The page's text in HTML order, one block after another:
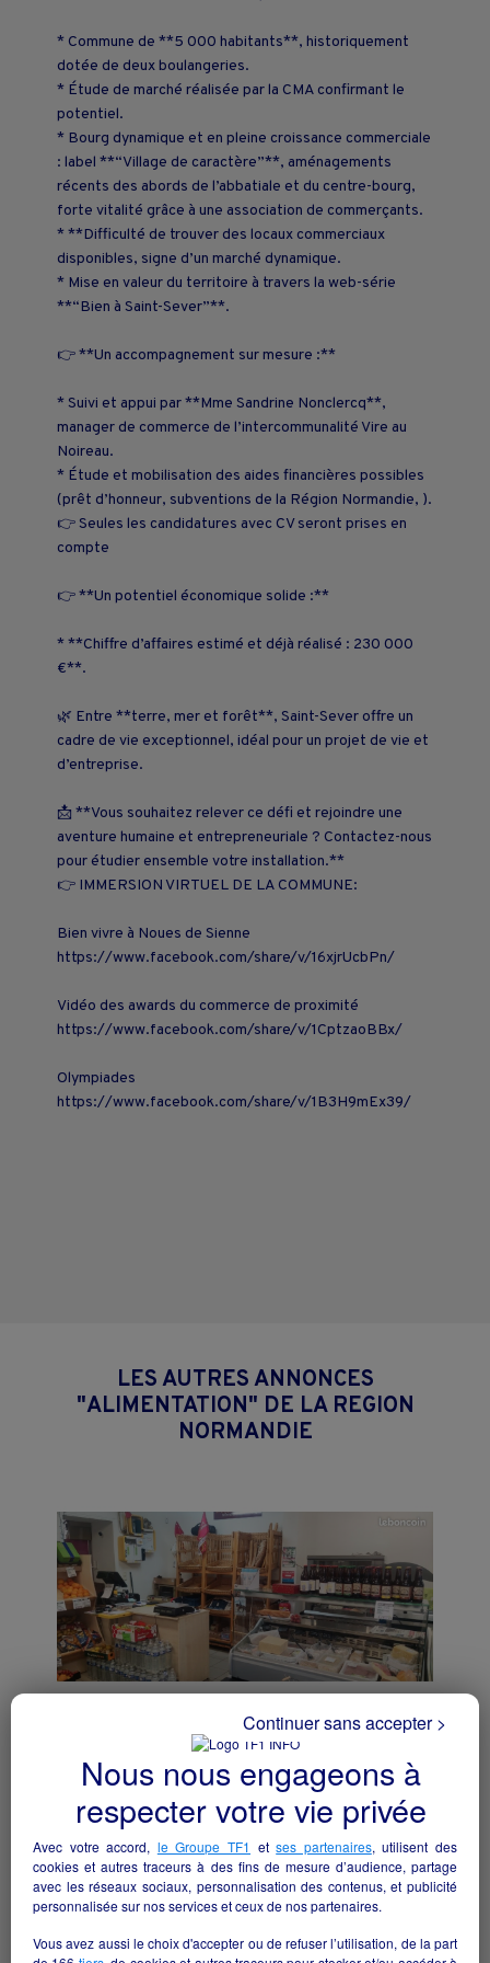
* Commune de **5 000 habitants**, historiquement
dotée de deux boulangeries.
* Étude de marché réalisée par la CMA confirmant le
potentiel.
* Bourg dynamique et en pleine croissance commerciale
: label **“Village de caractère”**, aménagements
récents des abords de l’abbatiale et du centre-bourg,
forte vitalité grâce à une association de commerçants.
* **Difficulté de trouver des locaux commerciaux
disponibles, signe d’un marché dynamique.
* Mise en valeur du territoire à travers la web-série
**“Bien à Saint-Sever”**.
👉 **Un accompagnement sur mesure :**
* Suivi et appui par **Mme Sandrine Nonclercq**,
manager de commerce de l’intercommunalité Vire au
Noireau.
* Étude et mobilisation des aides financières possibles
(prêt d’honneur, subventions de la Région Normandie, ).
👉 Seules les candidatures avec CV seront prises en
compte
👉 **Un potentiel économique solide :**
* **Chiffre d’affaires estimé et déjà réalisé : 230 000
€**.
🌿 Entre **terre, mer et forêt**, Saint-Sever offre un
cadre de vie exceptionnel, idéal pour un projet de vie et
d’entreprise.
📩 **Vous souhaitez relever ce défi et rejoindre une
aventure humaine et entrepreneuriale ? Contactez-nous
pour étudier ensemble votre installation.**
👉 IMMERSION VIRTUEL DE LA COMMUNE:
Bien vivre à Noues de Sienne
https://www.facebook.com/share/v/16xjrUcbPn/
Vidéo des awards du commerce de proximité
https://www.facebook.com/share/v/1CptzaoBBx/
Olympiades
https://www.facebook.com/share/v/1B3H9mEx39/
LES AUTRES ANNONCES
"ALIMENTATION" DE LA REGION
NORMANDIE
Épicerie
Avranches - 50300
Alimentation particulier
Nous nous engageons à
respecter votre vie privée
Avec votre accord, le Groupe TF1 etses partenaires, utilisent des
cookies et autres traceurs à des fins de mesure d’audience, partage
avec les réseaux sociaux, personnalisation des contenus, et publicité
personnalisée sur nos services et ceux de nos partenaires.
Vous avez aussi le choix d'accepter ou de refuser l’utilisation, de la part
Continuer sans accepter >